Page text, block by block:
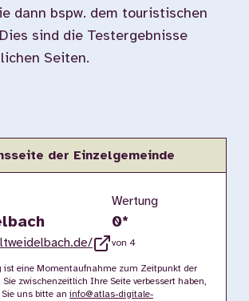
dann bspw. dem touristischen
sind die Testergebnisse
Seiten.
der Einzelgemeinde
Wertung
0*
von 4
ist eine Momentaufnahme zum Zeitpunkt der
Sie zwischenzeitlich Ihre Seite verbessert haben,
uns bitte an info@atlas-digitale-